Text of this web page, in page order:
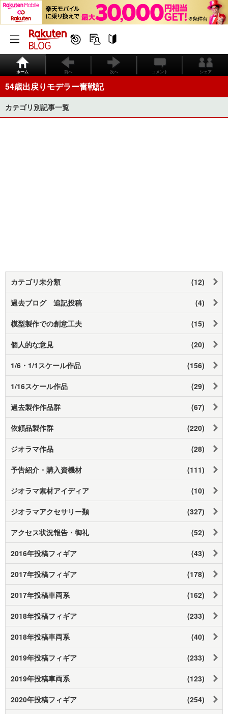
ホーム 前へ 次へ コメント シェア
54歳出戻りモデラー奮戦記
カテゴリ別記事一覧
カテゴリ未分類 (12)
過去ブログ 追記投稿 (4)
模型製作での創意工夫 (15)
個人的な意見 (20)
1/6・1/1スケール作品 (156)
1/16スケール作品 (29)
過去製作作品群 (67)
依頼品製作群 (220)
ジオラマ作品 (28)
予告紹介・購入資機材 (111)
ジオラマ素材アイディア (10)
ジオラマアクセサリー類 (327)
アクセス状況報告・御礼 (52)
2016年投稿フィギア (43)
2017年投稿フィギア (178)
2017年投稿車両系 (162)
2018年投稿フィギア (233)
2018年投稿車両系 (40)
2019年投稿フィギア (233)
2019年投稿車両系 (123)
2020年投稿フィギア (254)